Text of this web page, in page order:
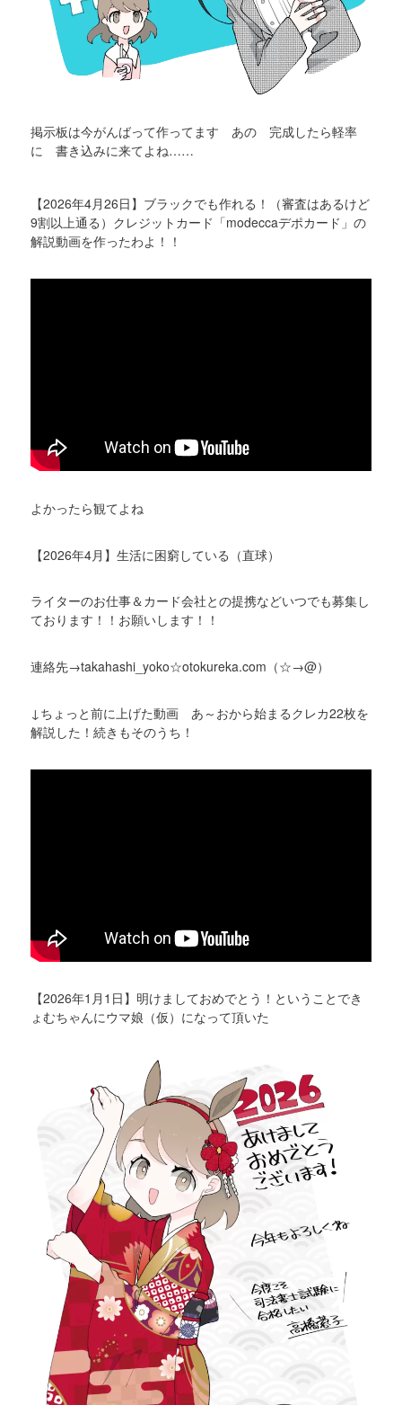
掲示板は今がんばって作ってます あの 完成したら軽率
に 書き込みに来てよね……
【2026年4月26日】ブラックでも作れる！（審査はあるけど
9割以上通る）クレジットカード「modeccaデポカード」の
解説動画を作ったわよ！！
よかったら観てよね
【2026年4月】生活に困窮している（直球）
ライターのお仕事＆カード会社との提携などいつでも募集し
ております！！お願いします！！
連絡先→takahashi_yoko☆otokureka.com（☆→@）
↓ちょっと前に上げた動画 あ～おから始まるクレカ22枚を
解説した！続きもそのうち！
【2026年1月1日】明けましておめでとう！ということでき
ょむちゃんにウマ娘（仮）になって頂いた